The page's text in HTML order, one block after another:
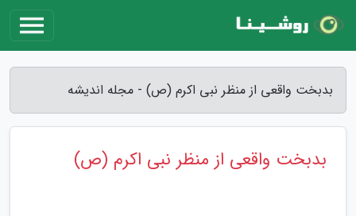
بدبخت واقعی از منظر نبی اکرم (ص) - مجله اندیشه
بدبخت واقعی از منظر نبی اکرم (ص)